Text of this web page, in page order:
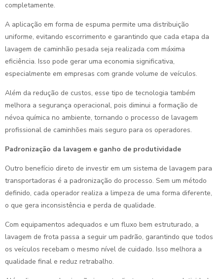
completamente.
A aplicação em forma de espuma permite uma distribuição
uniforme, evitando escorrimento e garantindo que cada etapa da
lavagem de caminhão pesada seja realizada com máxima
eficiência. Isso pode gerar uma economia significativa,
especialmente em empresas com grande volume de veículos.
Além da redução de custos, esse tipo de tecnologia também
melhora a segurança operacional, pois diminui a formação de
névoa química no ambiente, tornando o processo de lavagem
profissional de caminhões mais seguro para os operadores.
Padronização da lavagem e ganho de produtividade
Outro benefício direto de investir em um sistema de lavagem para
transportadoras é a padronização do processo. Sem um método
definido, cada operador realiza a limpeza de uma forma diferente,
o que gera inconsistência e perda de qualidade.
Com equipamentos adequados e um fluxo bem estruturado, a
lavagem de frota passa a seguir um padrão, garantindo que todos
os veículos recebam o mesmo nível de cuidado. Isso melhora a
qualidade final e reduz retrabalho.